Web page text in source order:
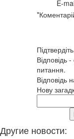
E-
*
Відповідь
питання.
Відповідь
Нову
Другие новости: